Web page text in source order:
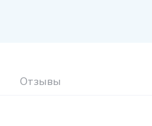
Отзывы